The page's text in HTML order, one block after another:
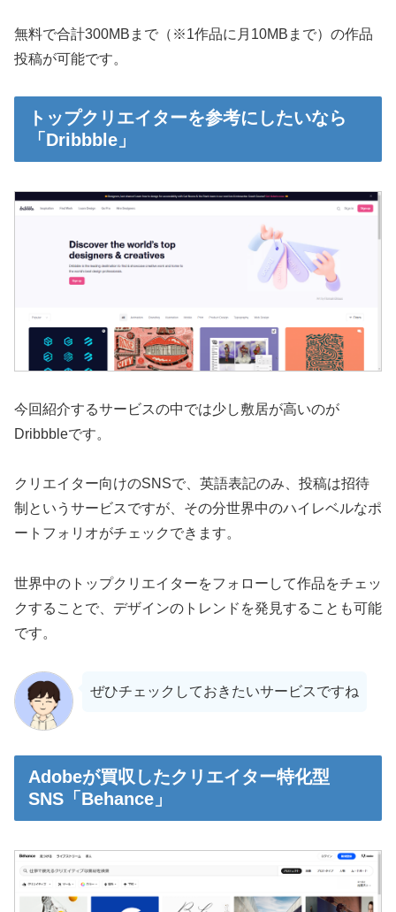
無料で合計300MBまで（※1作品に月10MBまで）の作品
投稿が可能です。
トップクリエイターを参考にしたいなら
「Dribbble」
今回紹介するサービスの中では少し敷居が高いのが
Dribbbleです。
クリエイター向けのSNSで、英語表記のみ、投稿は招待
制というサービスですが、その分世界中のハイレベルなポ
ートフォリオがチェックできます。
世界中のトップクリエイターをフォローして作品をチェッ
クすることで、デザインのトレンドを発見することも可能
です。
ぜひチェックしておきたいサービスですね
Adobeが買収したクリエイター特化型
SNS「Behance」